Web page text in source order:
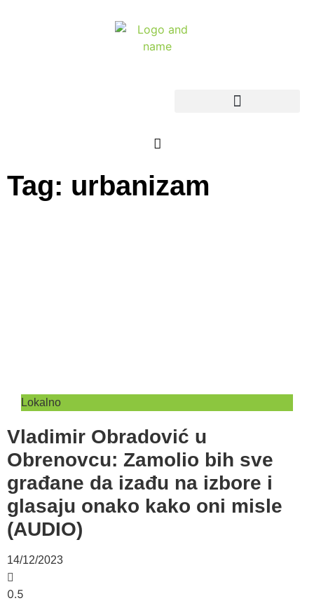
Tag: urbanizam
Lokalno
Vladimir Obradović u
Obrenovcu: Zamolio bih sve
građane da izađu na izbore i
glasaju onako kako oni misle
(AUDIO)
14/12/2023